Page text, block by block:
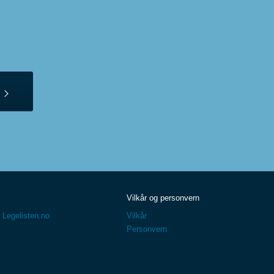
Legelisten.no
Vilkår og personvern
Vilkår
Personvern